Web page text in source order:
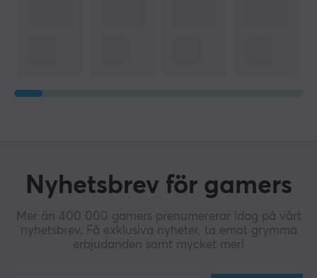
Nyhetsbrev för gamers
Mer än 400 000 gamers prenumererar idag på vårt
nyhetsbrev. Få exklusiva nyheter, ta emot grymma
erbjudanden samt mycket mer!